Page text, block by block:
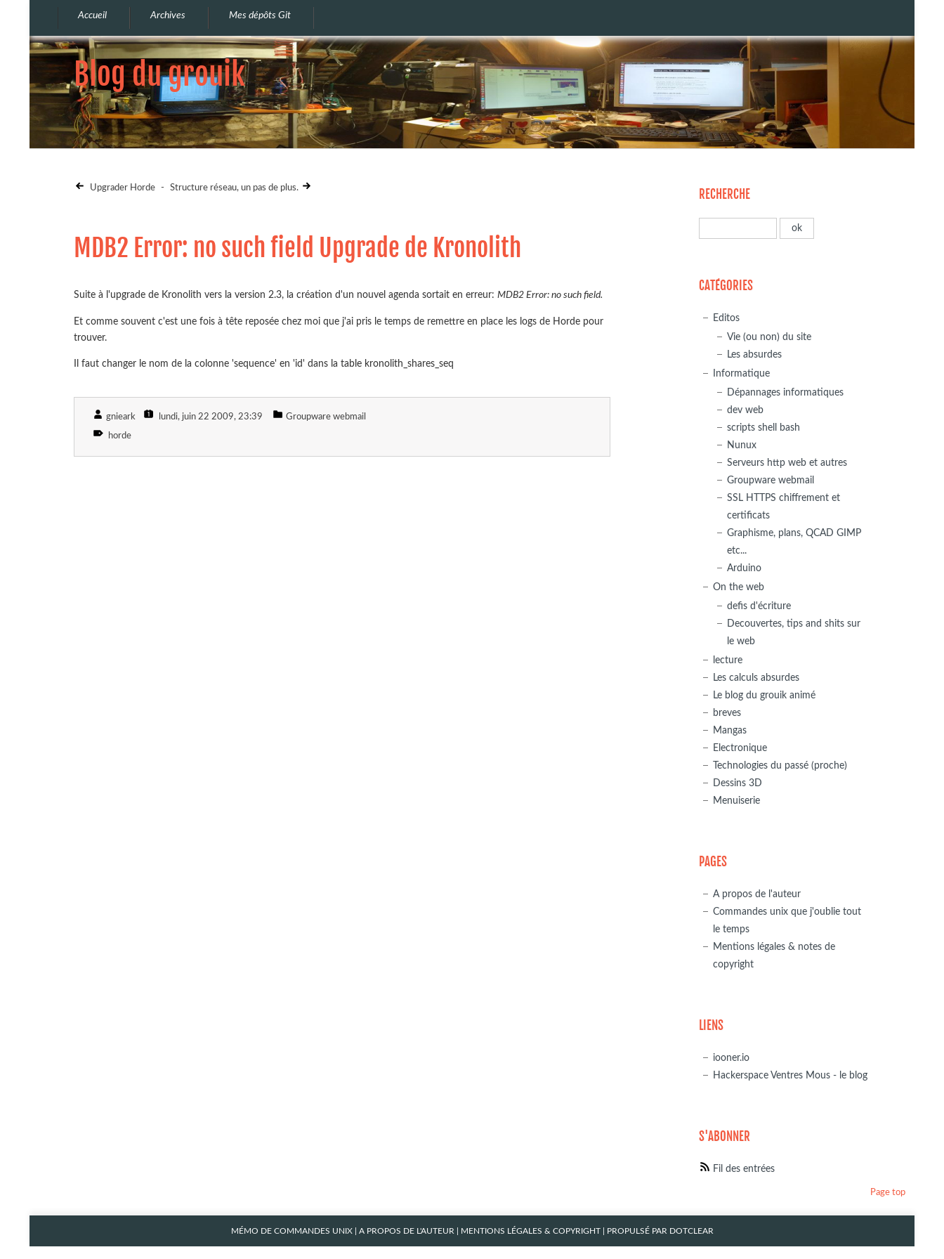
Accueil Archives Mes dépôts Git
Blog du grouik
Upgrader Horde - Structure réseau, un pas de plus.
MDB2 Error: no such field Upgrade de Kronolith
Suite à l'upgrade de Kronolith vers la version 2.3, la création d'un nouvel agenda sortait en erreur: MDB2 Error: no such field.
Et comme souvent c'est une fois à tête reposée chez moi que j'ai pris le temps de remettre en place les logs de Horde pour
trouver.
Il faut changer le nom de la colonne 'sequence' en 'id' dans la table kronolith_shares_seq
gnieark lundi, juin 22 2009, 23:39 Groupware webmail
horde
RECHERCHE
CATÉGORIES
Editos
Vie (ou non) du site
Les absurdes
Informatique
Dépannages informatiques
dev web
scripts shell bash
Nunux
Serveurs http web et autres
Groupware webmail
SSL HTTPS chiffrement et
certificats
Graphisme, plans, QCAD GIMP
etc...
Arduino
On the web
defis d'écriture
Decouvertes, tips and shits sur
le web
lecture
Les calculs absurdes
Le blog du grouik animé
breves
Mangas
Electronique
Technologies du passé (proche)
Dessins 3D
Menuiserie
PAGES
A propos de l'auteur
Commandes unix que j'oublie tout
le temps
Mentions légales & notes de
copyright
LIENS
iooner.io
Hackerspace Ventres Mous - le blog
S'ABONNER
Fil des entrées
MÉMO DE COMMANDES UNIX| A PROPOS DE L'AUTEUR MENTIONS LÉGALES & COPYRIGHT| PROPULSÉ PAR DOTCLEAR
Page top